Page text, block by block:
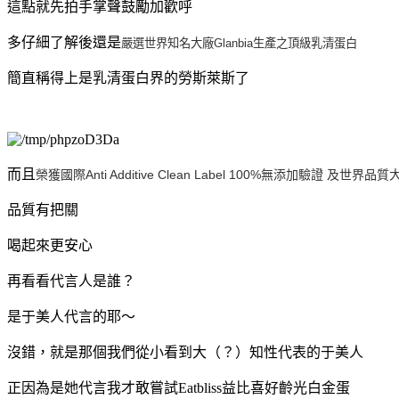
這點就先拍手掌聲鼓勵加歡呼
多仔細了解後還是嚴選世界知名大廠Glanbia生產之頂級乳清蛋白
簡直稱得上是乳清蛋白界的勞斯萊斯了
而且 榮獲國際Anti Additive Clean Label 100%無添加驗證 及世界品質
品質有把關
喝起來更安心
再看看代言人是誰？
是于美人代言的耶～
沒錯，就是那個我們從小看到大（？）知性代表的于美人
正因為是她代言我才敢嘗試Eatbliss益比喜好齡光白金蛋